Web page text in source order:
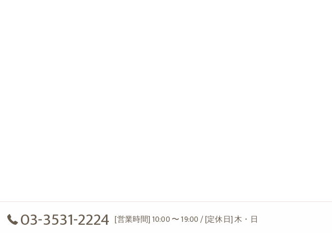
03-3531-2224 [営業時間] 10:00 〜 19:00 / [定休日] 木・日